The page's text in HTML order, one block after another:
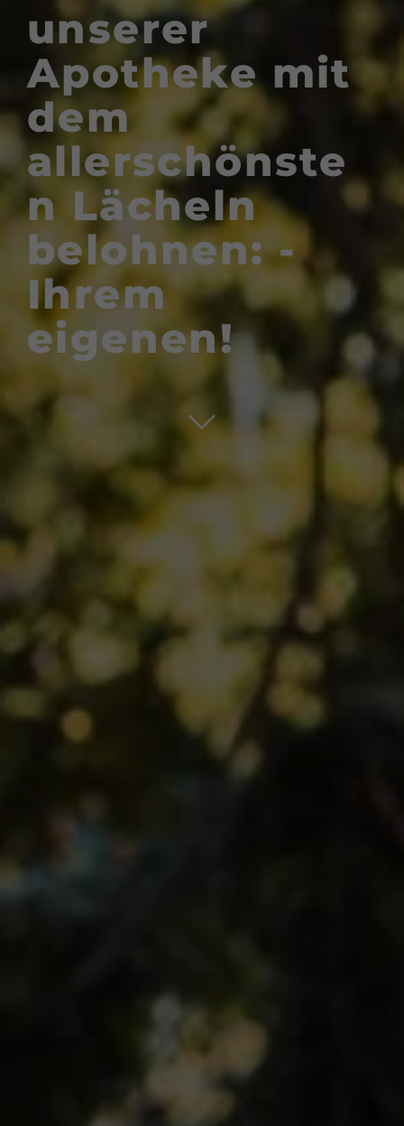
Zum nächsten Block scrollen
unserer
Apotheke mit
dem
allerschönste
n Lächeln
belohnen: ­
Ihrem
eigenen!